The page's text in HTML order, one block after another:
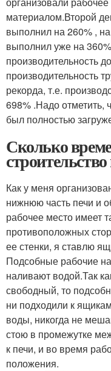
материалом.Второй
выполнил на 260% ,
выполнил уже на
производительность
производительность
рекорда, т.е.
698% .Надо отметить,
был полностью
Сколько
Как у меня
нижнюю часть печи и
рабочее место имеет
противоположных
ее стенки, я ставлю
Подсобные рабочие
наливают водой.Так
свободный, то
ни подходили к
воды, никогда не
стою в промежутке
к печи, и во время
положения.